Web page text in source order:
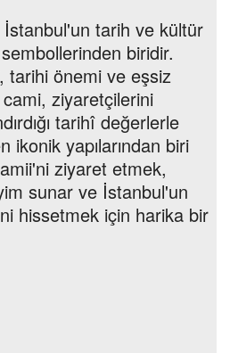
tarih ve kültür
biridir.
tarihi önemi ve eşsiz
ziyaretçilerini
tarihî değerlerle
ikonik yapılarından biri
ziyaret etmek,
sunar ve İstanbul'un
hissetmek için harika bir